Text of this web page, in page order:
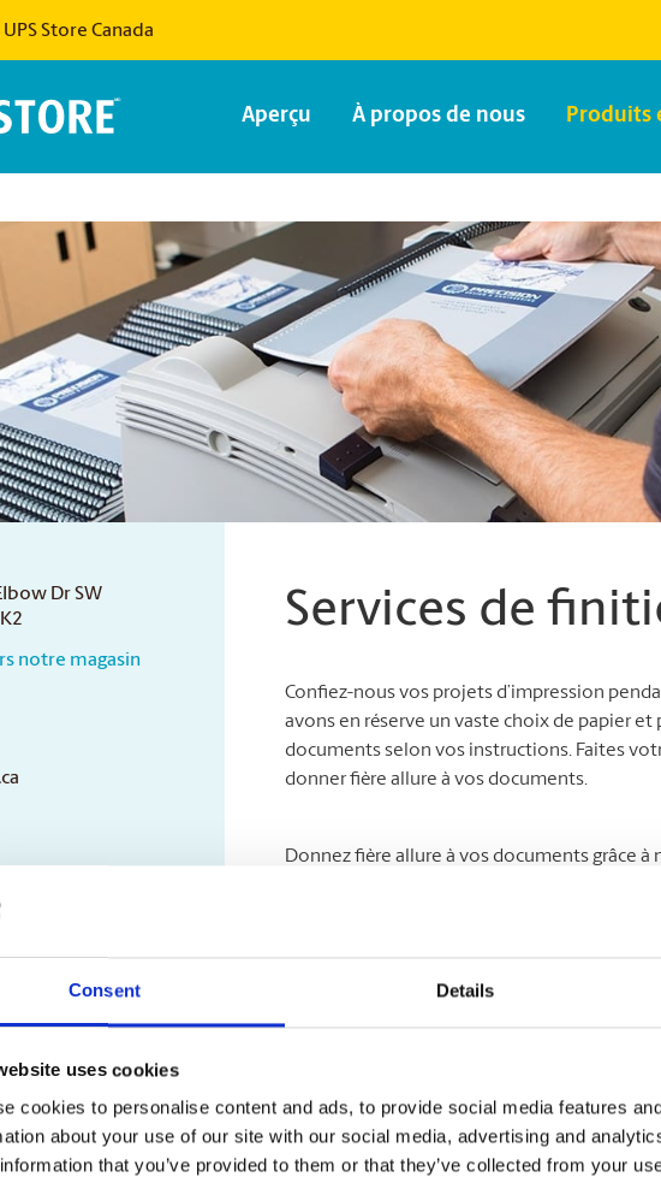
Consent Details
uses cookies
cookies to personalise content and ads, to provide social media features
about your use of our site with our social media, advertising and
that you’ve provided to them or that they’ve collected from your
Store Canada
Aperçu À propos de nous Produits
Dr SW
notre magasin
am - 6:30 pm
9:00 am - 6:30 pm
am - 3:00 pm
Services de
Confiez-nous vos projets d’impression
avons en réserve un vaste choix de papier
documents selon vos instructions. Faites
donner fière allure à vos documents.
Donnez fière allure à vos documents grâce
Assemblage
Laminage